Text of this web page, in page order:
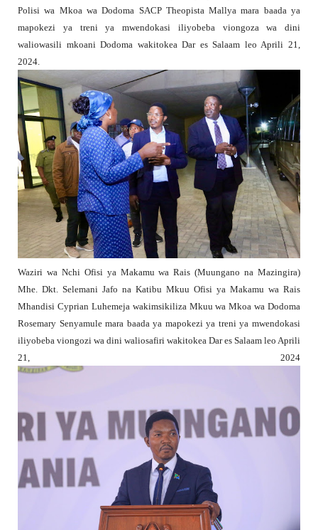
Polisi wa Mkoa wa Dodoma SACP Theopista Mallya mara baada ya
mapokezi ya treni ya mwendokasi iliyobeba viongoza wa dini
waliowasili mkoani Dodoma wakitokea Dar es Salaam leo Aprili 21,
2024.
Waziri wa Nchi Ofisi ya Makamu wa Rais (Muungano na Mazingira)
Mhe. Dkt. Selemani Jafo na Katibu Mkuu Ofisi ya Makamu wa Rais
Mhandisi Cyprian Luhemeja wakimsikiliza Mkuu wa Mkoa wa Dodoma
Rosemary Senyamule mara baada ya mapokezi ya treni ya mwendokasi
iliyobeba viongozi wa dini waliosafiri wakitokea Dar es Salaam leo Aprili
21, 2024